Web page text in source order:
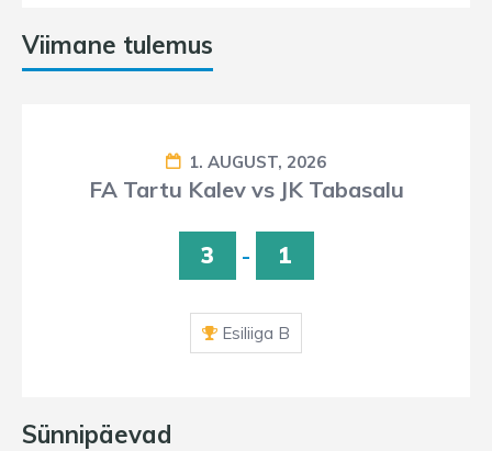
Viimane tulemus
1. AUGUST, 2026
FA Tartu Kalev vs JK Tabasalu
3 - 1
Esiliiga B
Sünnipäevad